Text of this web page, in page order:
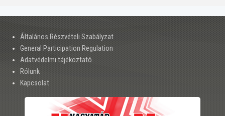
Általános Részvételi Szabályzat
General Participation Regulation
Adatvédelmi tájékoztató
Rólunk
Kapcsolat